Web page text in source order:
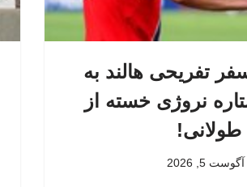
تفریحی هالند به
نروژی خسته از
آگوست 5, 2026